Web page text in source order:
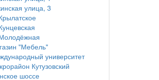
улица, 3
"Мебель"
университет
Кутузовский
шоссе